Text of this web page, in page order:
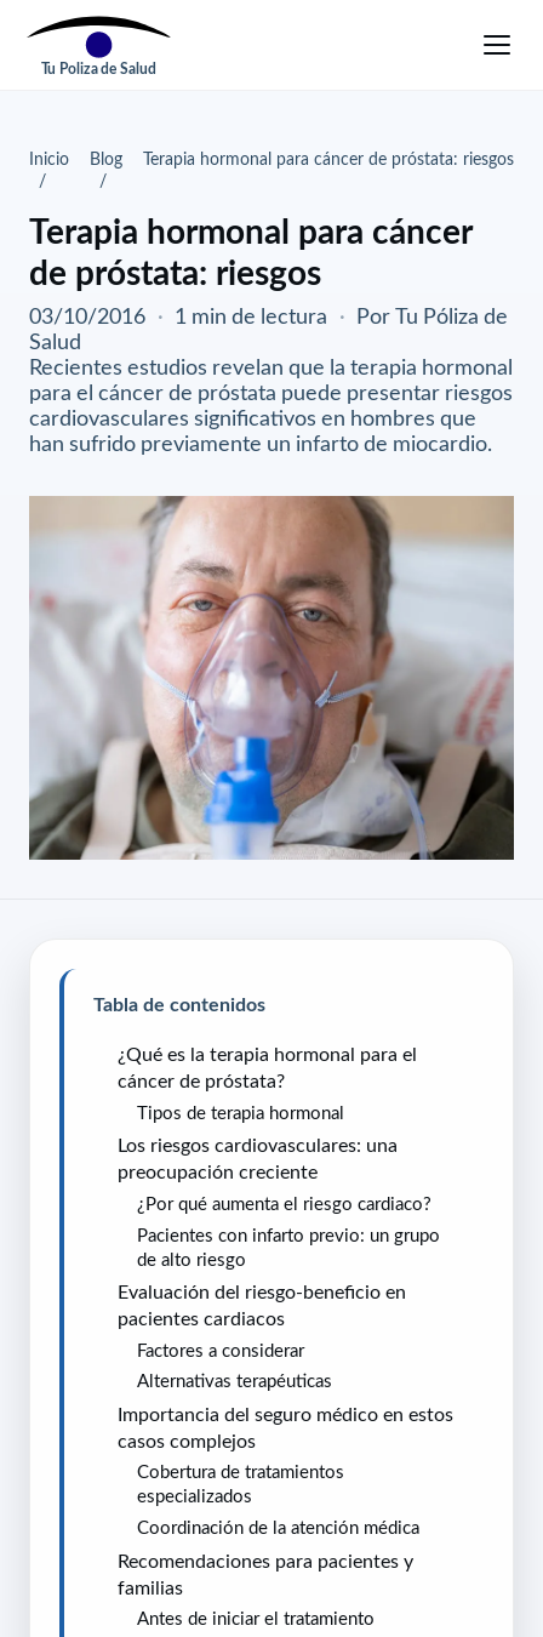
Tu Poliza de Salud
Inicio Blog Terapia hormonal para cáncer de próstata: riesgos
Terapia hormonal para cáncer
de próstata: riesgos
03/10/2016 · 1 min de lectura ·
Por Tu Póliza de
Salud
Recientes estudios revelan que la terapia hormonal
para el cáncer de próstata puede presentar riesgos
cardiovasculares significativos en hombres que
han sufrido previamente un infarto de miocardio.
Tabla de contenidos
¿Qué es la terapia hormonal para el
cáncer de próstata?
Tipos de terapia hormonal
Los riesgos cardiovasculares: una
preocupación creciente
¿Por qué aumenta el riesgo cardiaco?
Pacientes con infarto previo: un grupo
de alto riesgo
Evaluación del riesgo-beneficio en
pacientes cardiacos
Factores a considerar
Alternativas terapéuticas
Importancia del seguro médico en estos
casos complejos
Cobertura de tratamientos
especializados
Coordinación de la atención médica
Recomendaciones para pacientes y
familias
Antes de iniciar el tratamiento